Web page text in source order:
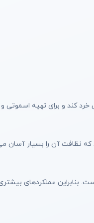
که نظافت آن را بسیار آسان